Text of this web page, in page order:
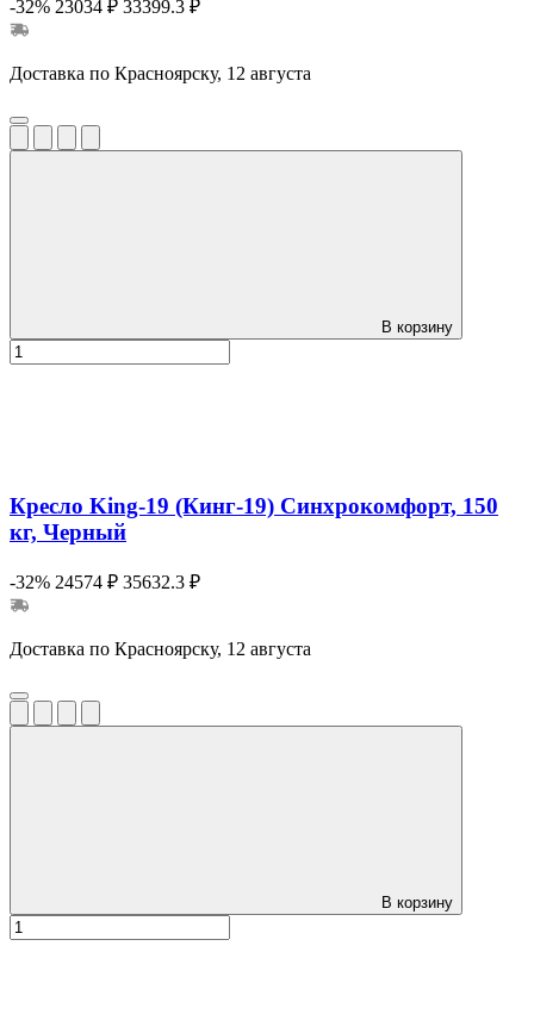
-32% 23034 ₽ 33399.3 ₽
Доставка по Красноярску, 12 августа
В корзину
Кресло King-19 (Кинг-19) Синхрокомфорт, 150
кг, Черный
-32% 24574 ₽ 35632.3 ₽
Доставка по Красноярску, 12 августа
В корзину